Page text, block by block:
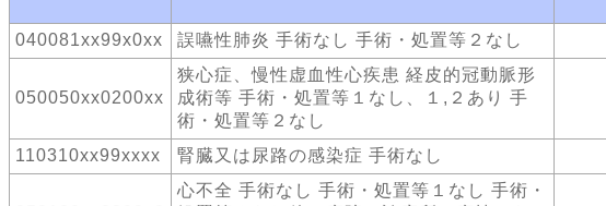
040081xx99x0xx 誤嚥性肺炎 手術なし 手術・処置等２なし
050050xx0200xx
狭心症、慢性虚血性心疾患 経皮的冠動脈形
成術等 手術・処置等１なし、１,２あり 手
術・処置等２なし
110310xx99xxxx 腎臓又は尿路の感染症 手術なし
心不全 手術なし 手術・処置等１なし 手術・